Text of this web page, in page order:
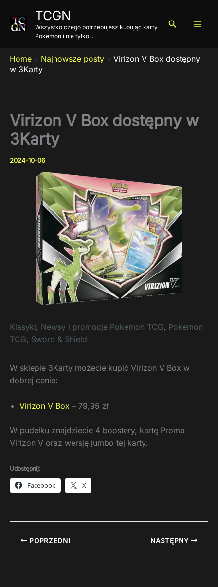
treści
TCGN
Wszystko czego potrzebujesz kupując karty
Pokemon i nie tylko....
Szukaj
Home » Najnowsze posty » Virizon V Box dostępny
w 3Karty
Virizon V Box dostępny w
3Karty
2024-10-06
Klasyki, Newsy i promocje Pokemon TCG, Pokemon
TCG, Sword & Shield
W sklepie 3Karty możecie kupić Virizon V Box w
dobrej cenie:
Virizon V Box – 79,95 zł
W pudełku znajdziecie 4 boostery, kartę Promo
Virizon V oraz wersję jumbo tej karty.
Udostępnij:
Facebook X
POPRZEDNI NASTĘPNY